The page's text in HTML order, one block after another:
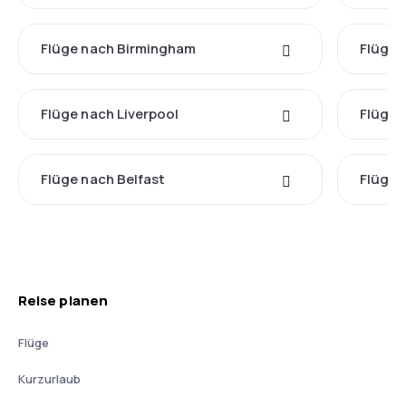
Flüge nach Birmingham Flüge
Flüge nach Liverpool Flüge
Flüge nach Belfast Flüge
Reise planen
Flüge
Kurzurlaub